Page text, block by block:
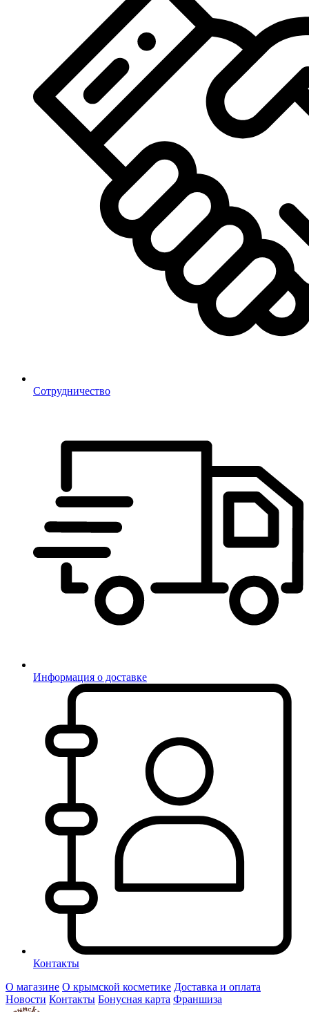
Сотрудничество
Информация о доставке
Контакты
О магазине О крымской косметике Доставка и оплата
Новости Контакты Бонусная карта Франшиза